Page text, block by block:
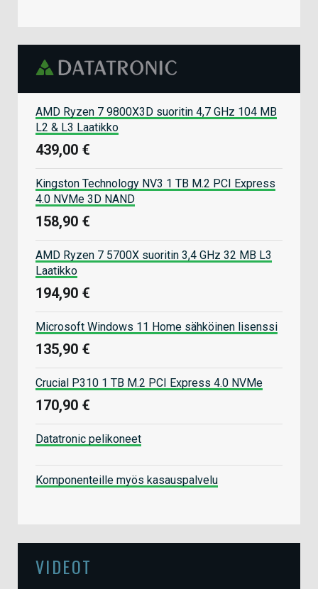
AMD Ryzen 7 9800X3D suoritin 4,7 GHz 104 MB
L2 & L3 Laatikko
439,00 €
Kingston Technology NV3 1 TB M.2 PCI Express
4.0 NVMe 3D NAND
158,90 €
AMD Ryzen 7 5700X suoritin 3,4 GHz 32 MB L3
Laatikko
194,90 €
Microsoft Windows 11 Home sähköinen lisenssi
135,90 €
Crucial P310 1 TB M.2 PCI Express 4.0 NVMe
170,90 €
Datatronic pelikoneet
Komponenteille myös kasauspalvelu
VIDEOT